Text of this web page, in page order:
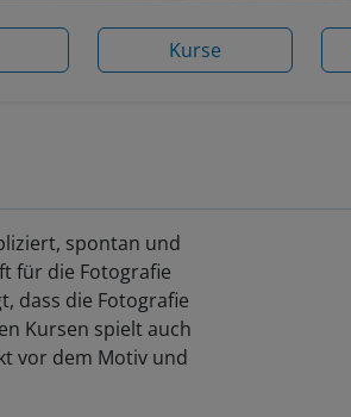
Kurse
spontan und
für die Fotografie
die Fotografie
Kursen spielt auch
vor dem Motiv und